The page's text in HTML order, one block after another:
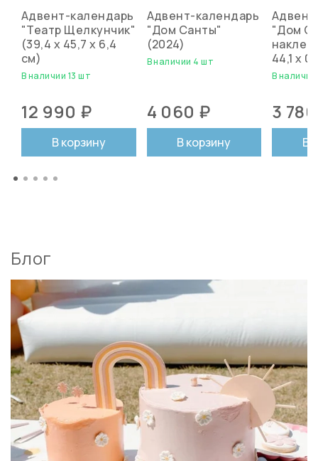
Адвент-календарь
"Театр Щелкунчик"
(39,4 х 45,7 х 6,4
см)
В наличии 13 шт
12 990 ₽
В корзину
Адвент-календарь
"Дом Санты"
(2024)
В наличии 4 шт
4 060 ₽
В корзину
"Дом
44,1 x
В
3
В
Блог